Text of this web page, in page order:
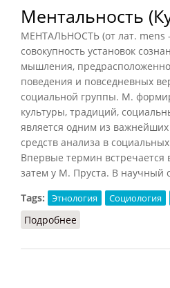
Ментальность
МЕНТАЛЬНОСТЬ (от лат. mens
совокупность установок
мышления,
поведения и повседневных
социальной группы. М.
культуры, традиций,
является одним из важнейших
средств анализа в
Впервые термин встречается
затем у М. Пруста. В научный
Tags:
Этнология Социология
Подробнее